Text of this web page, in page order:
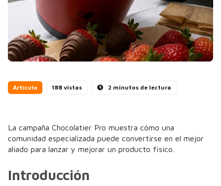
Artículo 188 vistas 2 minutos de lectura
La campaña Chocolatier Pro muestra cómo una
comunidad especializada puede convertirse en el mejor
aliado para lanzar y mejorar un producto físico.
Introducción